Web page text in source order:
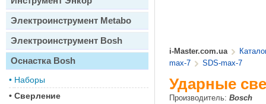
Электроинструмент Metabo
Электроинструмент Bosh
Оснастка Bosh
• Наборы
• Сверление
i-Master.com.ua
max-7
SDS-max-7
Ударные
Производитель: Bosch